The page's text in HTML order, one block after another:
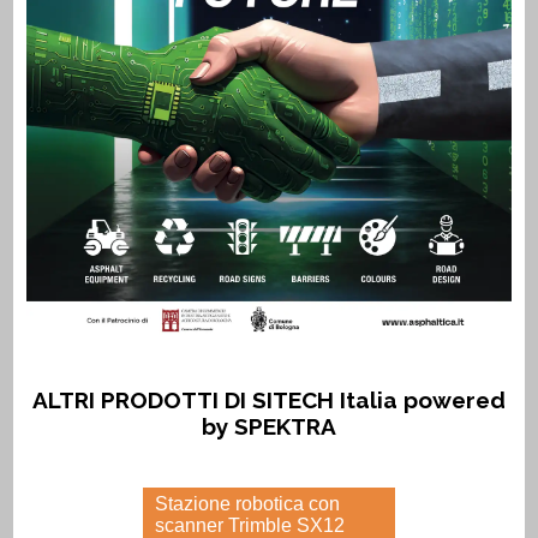
ALTRI PRODOTTI DI SITECH Italia powered
by SPEKTRA
Stazione robotica con
scanner Trimble SX12